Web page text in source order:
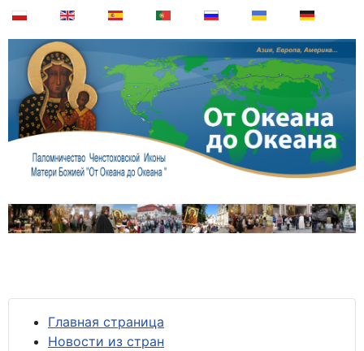
Главная страница
Новости из стран